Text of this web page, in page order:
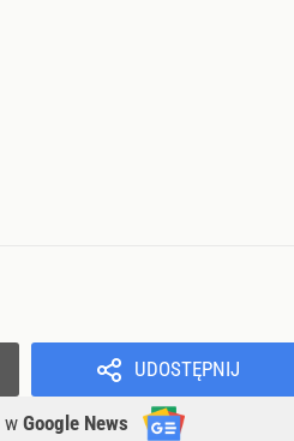
UDOSTĘPNIJ
w Google News